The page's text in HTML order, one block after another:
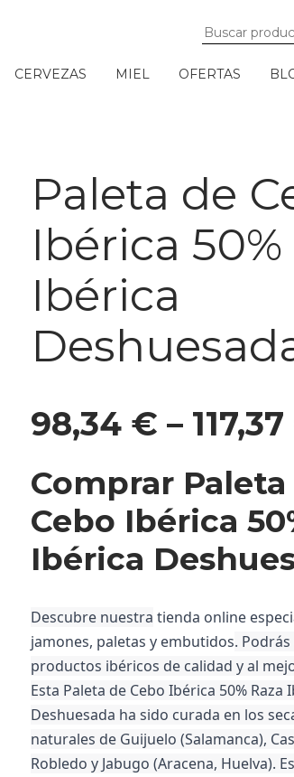
CERVEZAS MIEL OFERTAS
Paleta de
Ibérica 50%
Ibérica
98,34 € – 117,37
Comprar Paleta
Cebo Ibérica
Ibérica
Descubre nuestra tienda online
jamones, paletas y embutidos.
productos ibéricos de calidad y al
Esta Paleta de Cebo Ibérica 50% Raza
Deshuesada ha sido curada en los
naturales de Guijuelo (Salamanca),
Robledo y Jabugo (Aracena, Huelva).